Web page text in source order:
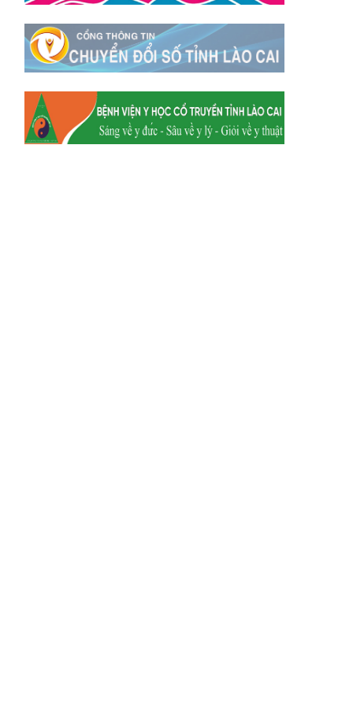
Xã Tằng Loỏng
Xã Gia Phú
Xã Mường
Hum
Xã Dền Sáng
Xã Trịnh Tường
Xã Nậm Chày
Xã Bản Xèo
Xã Bát Xát